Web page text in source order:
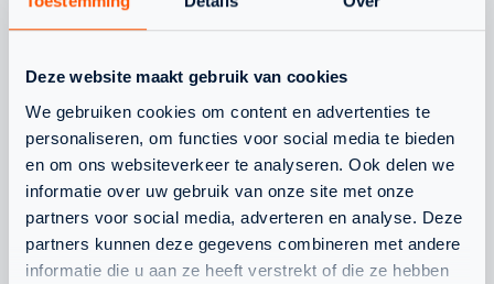
Deze website maakt gebruik van cookies
We gebruiken cookies om content en advertenties te
personaliseren, om functies voor social media te bieden
en om ons websiteverkeer te analyseren. Ook delen we
informatie over uw gebruik van onze site met onze
partners voor social media, adverteren en analyse. Deze
partners kunnen deze gegevens combineren met andere
informatie die u aan ze heeft verstrekt of die ze hebben
JEUGD NLTEAM